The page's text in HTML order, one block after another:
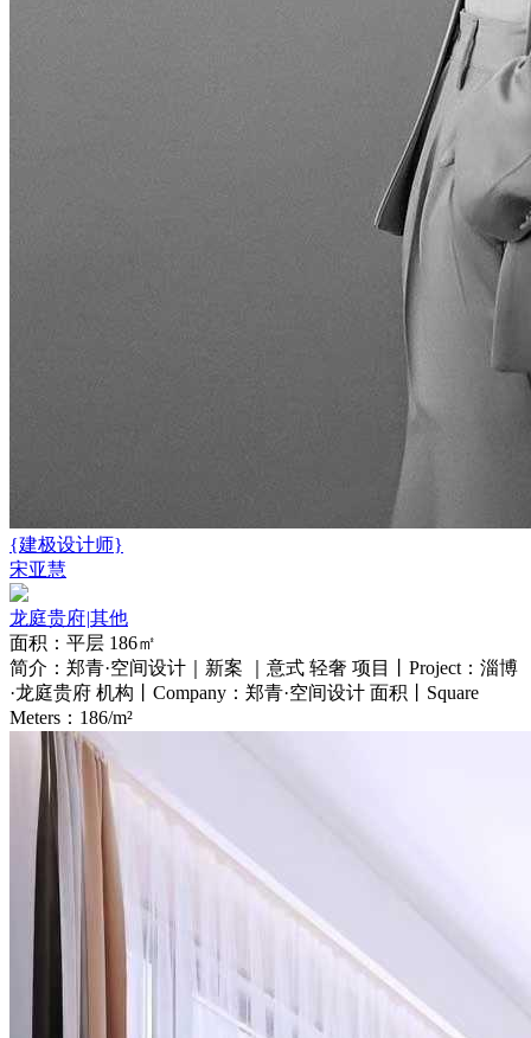
{建极设计师}
宋亚慧
龙庭贵府|其他
面积：平层 186㎡
简介：郑青·空间设计｜新案 ｜意式 轻奢 项目丨Project：淄博
·龙庭贵府 机构丨Company：郑青·空间设计 面积丨Square
Meters：186/m²